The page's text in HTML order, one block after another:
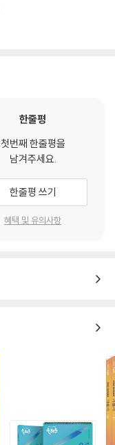
한줄평
첫번째 한줄평을
남겨주세요.
한줄평 쓰기
혜택 및 유의사항